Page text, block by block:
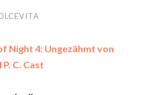
Night 4: Ungezähmt von
C. Cast